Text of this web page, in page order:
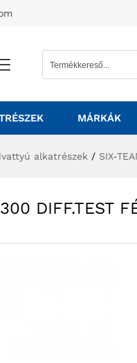
MÁRKÁK
alkatrészek / SIX-
DIFF.TEST